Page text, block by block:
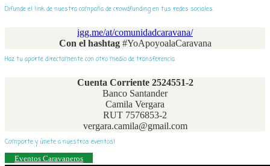
Difunde el link de nuestra campaña de crowdfunding en tus redes sociales.
igg.me/at/comunidadcaravana/
Con el hashtag#YoApoyoalaCaravana
Haz tu aporte directamente con otro medio de transferencia
Cuenta Corriente 2524551-2
Banco Santander
Camila Vergara
RUT 7576853-2
vergara.camila@gmail.com
Comparte y únete a nuestros eventos!
Eventos Caravaneros